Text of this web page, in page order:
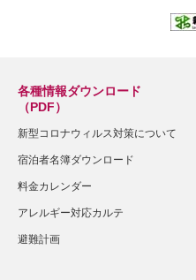
各種情報ダウンロード
（PDF）
新型コロナウィルス対策について
宿泊者名簿ダウンロード
料金カレンダー
アレルギー対応カルテ
避難計画